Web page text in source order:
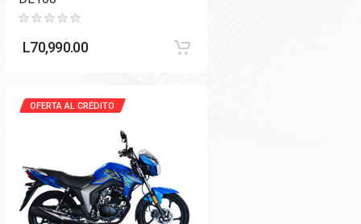
L70,990.00
OFERTA AL CRÉDITO